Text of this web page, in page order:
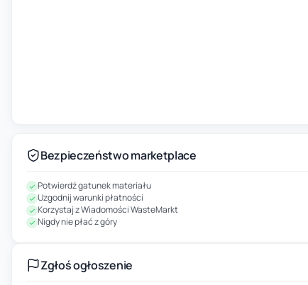
Bezpieczeństwo marketplace
Potwierdź gatunek materiału
Uzgodnij warunki płatności
Korzystaj z Wiadomości WasteMarkt
Nigdy nie płać z góry
Zgłoś ogłoszenie